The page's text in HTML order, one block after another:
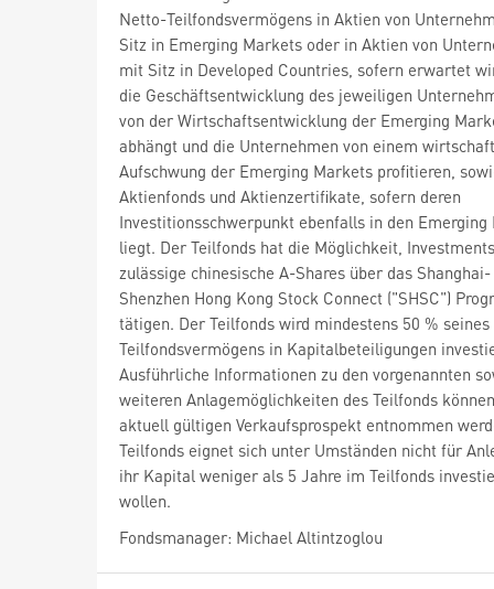
Netto-Teilfondsvermögens in Aktien von
Sitz in Emerging Markets oder in Aktien von
mit Sitz in Developed Countries, sofern erwartet
die Geschäftsentwicklung des jeweiligen
von der Wirtschaftsentwicklung der Emerging
abhängt und die Unternehmen von einem
Aufschwung der Emerging Markets profitieren,
Aktienfonds und Aktienzertifikate, sofern deren
Investitionsschwerpunkt ebenfalls in den Emerging
liegt. Der Teilfonds hat die Möglichkeit,
zulässige chinesische A-Shares über das
Shenzhen Hong Kong Stock Connect ("SHSC")
tätigen. Der Teilfonds wird mindestens 50 %
Teilfondsvermögens in Kapitalbeteiligungen
Ausführliche Informationen zu den vorgenannten
weiteren Anlagemöglichkeiten des Teilfonds
aktuell gültigen Verkaufsprospekt entnommen
Teilfonds eignet sich unter Umständen nicht für
ihr Kapital weniger als 5 Jahre im Teilfonds
wollen.
Fondsmanager: Michael Altintzoglou